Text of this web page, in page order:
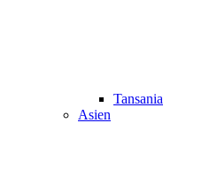
Tansania
Asien